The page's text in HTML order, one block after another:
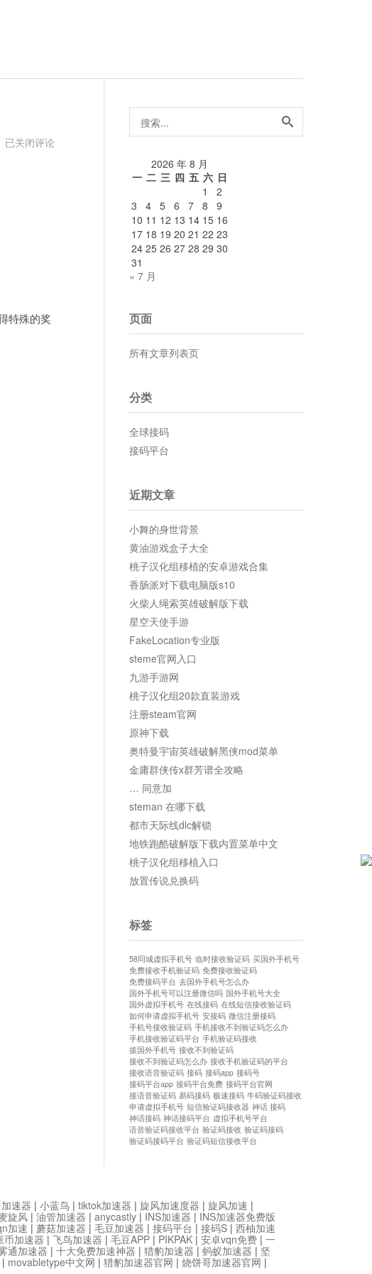
9999999999
已关闭评论
特殊的奖
搜
索...
2026 年 8 月
一 二 三 四 五 六 日
1
2
3
4 5 6 7 8
9
10 11 12 13 14 15 16
17 18 19 20 21 22 23
24 25 26 27 28 29 30
31
« 7 月
页面
所有文章列表页
分类
全球接码
接码平台
近期文章
小舞的身世背景
黄油游戏盒子大全
桃子汉化组移植的安卓游戏合集
香肠派对下载电脑版s10
火柴人绳索英雄破解版下载
星空天使手游
FakeLocation专业版
steme官网入口
九游手游网
桃子汉化组20款直装游戏
注册steam官网
原神下载
奥特曼宇宙英雄破解黑侠mod菜单
金庸群侠传x群芳谱全攻略
… 同意加
steman 在哪下载
都市天际线dlc解锁
地铁跑酷破解版下载内置菜单中文
桃子汉化组移植入口
放置传说兑换码
标签
58同城虚拟手机号 临时接收验证码 买国外手机号
免费接收手机验证码 免费接收验证码
免费接码平台 去国外手机号怎么办
国外手机号可以注册微信吗 国外手机号大全
国外虚拟手机号 在线接码 在线短信接收验证码
如何申请虚拟手机号 安接码 微信注册接码
手机号接收验证码 手机接收不到验证码怎么办
手机接收验证码平台 手机验证码接收
拔国外手机号 接收不到验证码
接收不到验证码怎么办 接收手机验证码的平台
接收语音验证码 接码 接码app 接码号
接码平台app 接码平台免费 接码平台官网
接语音验证码 易码接码 极速接码 牛码验证码接收
申请虚拟手机号 短信验证码接收器 神话 接码
神话接码 神话接码平台 虚拟手机号平台
语音验证码接收平台 验证码接收 验证码接码
验证码接码平台 验证码短信接收平台
速器 | 小蓝鸟 | tiktok加速器 | 旋风加速度器 | 旋风加速 |
旋风 | 油管加速器 | anycastly | INS加速器 | INS加速器免费版
加速 | 蘑菇加速器 | 毛豆加速器 | 接码平台 | 接码S | 西柚加速
币加速器 | 飞鸟加速器 | 毛豆APP | PIKPAK | 安卓vqn免费 | 一
通加速器 | 十大免费加速神器 | 猎豹加速器 | 蚂蚁加速器 | 坚
| movabletype中文网 | 猎豹加速器官网 | 烧饼哥加速器官网 |